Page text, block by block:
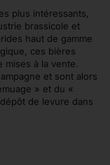
plus intéressants,
brassicole et
haut de gamme
ces bières
mises à la vente.
et sont alors
» et du «
de levure dans